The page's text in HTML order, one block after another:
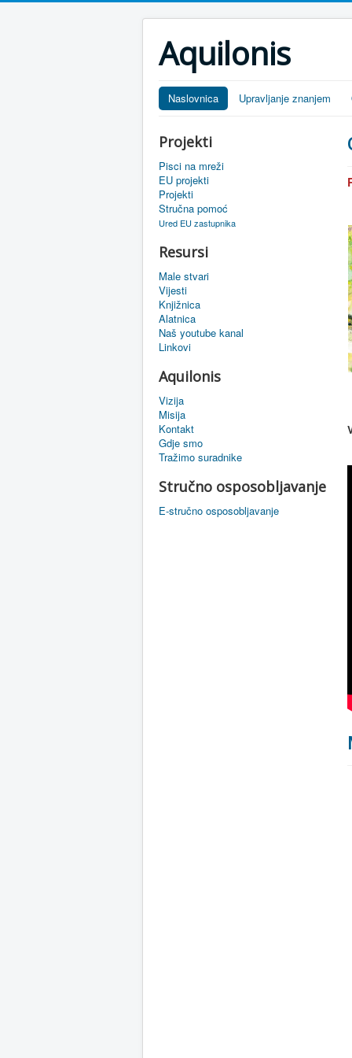
Aquilonis
Naslovnica Upravljanje znanjem
Projekti
Pisci na mreži
EU projekti
Projekti
Stručna pomoć
Ured EU zastupnika
Resursi
Male stvari
Vijesti
Knjižnica
Alatnica
Naš youtube kanal
Linkovi
Aquilonis
Vizija
Misija
Kontakt
Gdje smo
Tražimo suradnike
Stručno osposobljavanje
E-stručno osposobljavanje